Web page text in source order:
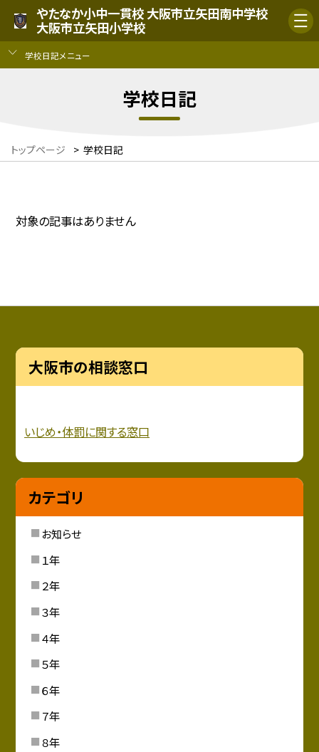
やたなか小中一貫校 大阪市立矢田南中学校
大阪市立矢田小学校
学校日記メニュー
学校日記
トップページ > 学校日記
対象の記事はありません
大阪市の相談窓口
いじめ・体罰に関する窓口
カテゴリ
お知らせ
１年
２年
３年
４年
５年
６年
７年
８年